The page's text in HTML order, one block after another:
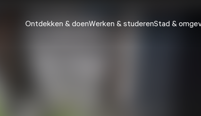
Ontdekken & doenWerken & studerenStad &